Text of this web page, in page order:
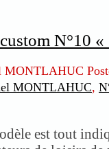
N°10 «
MONTLAHUC
MONTLAHUC,
est tout